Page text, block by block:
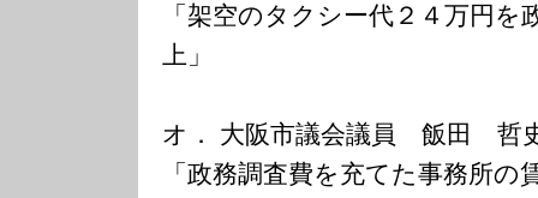
「架空のタクシー代２４万円を
上」
オ． 大阪市議会議員 飯田 哲
「政務調査費を充てた事務所